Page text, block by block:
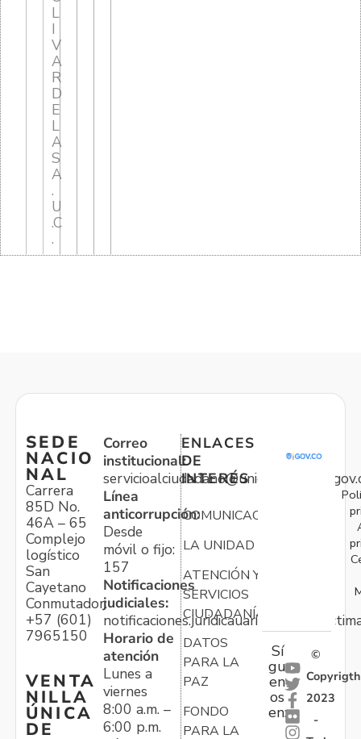
L
I
V
A
R
D
E
L
A
S
A
.
U
.C
.
SEDE
NACIO
NAL
Carrera
85D No.
46A – 65
Complejo
logístico
San
Cayetano
Conmutador:
+57 (601)
7965150
VENTA
NILLA
ÚNICA
DE
Correo
institucional:
Línea
anticorrupción:
Desde
móvil o fijo:
157
Notificaciones
judiciales:
Horario de
atención
Lunes a
viernes
8:00 a.m. –
6:00 p.m.
ENLACES
DE
INTERÉS
COMUNICACIONES
LA UNIDAD
ATENCIÓN Y
SERVICIOS
CIUDADANÍA
DATOS
PARA LA
PAZ
FONDO
PARA LA
Sí
gu
en
os
en:
©
Copyrigth
2023
-